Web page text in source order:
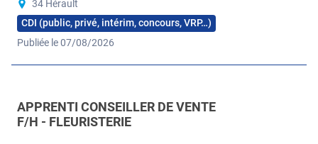
34 Hérault
CDI (public, privé, intérim, concours, VRP…)
Publiée le 07/08/2026
APPRENTI CONSEILLER DE VENTE
F/H - FLEURISTERIE